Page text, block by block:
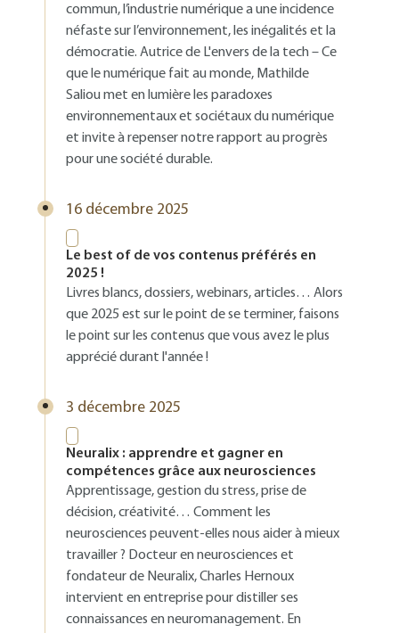
commun, l’industrie numérique a une incidence
néfaste sur l’environnement, les inégalités et la
démocratie. Autrice de L'envers de la tech – Ce
que le numérique fait au monde, Mathilde
Saliou met en lumière les paradoxes
environnementaux et sociétaux du numérique
et invite à repenser notre rapport au progrès
pour une société durable.
16 décembre 2025
Le best of de vos contenus préférés en
2025 !
Livres blancs, dossiers, webinars, articles… Alors
que 2025 est sur le point de se terminer, faisons
le point sur les contenus que vous avez le plus
apprécié durant l'année !
3 décembre 2025
Neuralix : apprendre et gagner en
compétences grâce aux neurosciences
Apprentissage, gestion du stress, prise de
décision, créativité… Comment les
neurosciences peuvent-elles nous aider à mieux
travailler ? Docteur en neurosciences et
fondateur de Neuralix, Charles Hernoux
intervient en entreprise pour distiller ses
connaissances en neuromanagement. En